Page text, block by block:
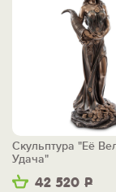
42 520 Р
Скульптура "Её
Удача"